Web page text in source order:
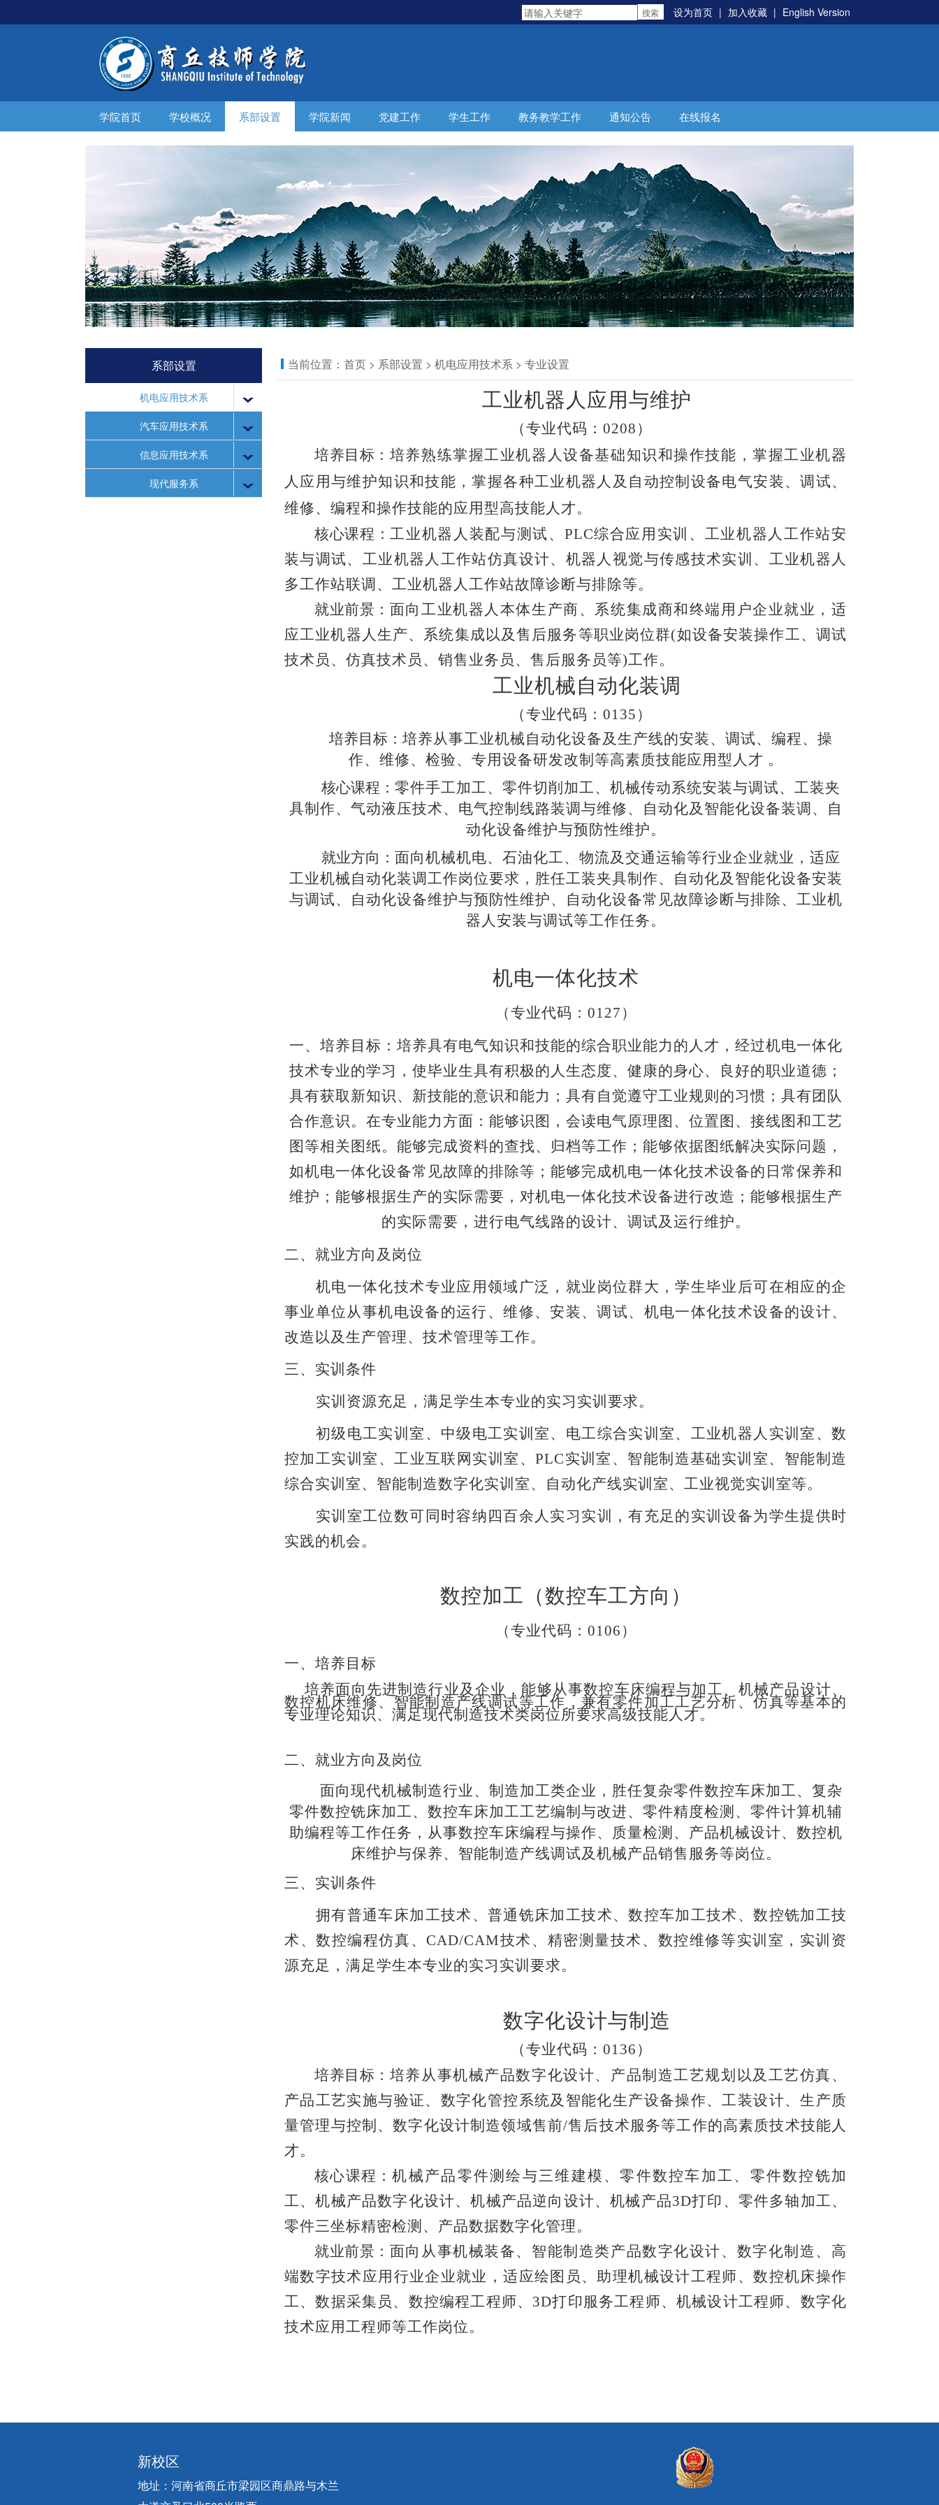
设为首页 | 加入收藏 | English Version
学院首页 学校概况 系部设置 学院新闻 党建工作 学生工作 教务教学工作 通知公告 在线报名
系部设置
机电应用技术系
汽车应用技术系
信息应用技术系
现代服务系
当前位置： 首页 > 系部设置 > 机电应用技术系 > 专业设置
工业机器人应用与维护
（专业代码： 0208）
培养目标： 培养熟练掌握工业机器人设备基础知识和操作技能，掌握工业机器
人应用与维护知识和技能，掌握各种工业机器人及自动控制设备电气安装、调试、
维修、编程和操作技能的应用型高技能人才。
核心课程：工业机器人装配与测试、 PLC综合应用实训、工业机器人工作站安
装与调试、工业机器人工作站仿真设计、机器人视觉与传感技术实训、工业机器人
多工作站联调、工业机器人工作站故障诊断与排除等。
就业前景： 面向工业机器人本体生产商、系统集成商和终端用户企业就业，适
应工业机器人生产、系统集成以及售后服务等职业岗位群(如设备安装操作工、调试
技术员、仿真技术员、销售业务员、售后服务员等)工作。
工业机械自动化装调
（专业代码： 0135）
培养目标： 培养从事工业机械自动化设备及生产线的安装、调试、编程、操
作、维修、检验、专用设备研发改制等高素质技能应用型人才 。
核心课程： 零件手工加工、零件切削加工、机械传动系统安装与调试、工装夹
具制作、气动液压技术、电气控制线路装调与维修、自动化及智能化设备装调、自
动化设备维护与预防性维护。
就业方向： 面向机械机电、石油化工、物流及交通运输等行业企业就业，适应
工业机械自动化装调工作岗位要求，胜任工装夹具制作、自动化及智能化设备安装
与调试、自动化设备维护与预防性维护、自动化设备常见故障诊断与排除、工业机
器人安装与调试等工作任务。
机电一体化技术
（专业代码： 0127）
一、 培养目标： 培养具有电气知识和技能的综合职业能力的人才，经过机电一体化
技术专业的学习，使毕业生具有积极的人生态度、健康的身心、良好的职业道德；
具有获取新知识、新技能的意识和能力；具有自觉遵守工业规则的习惯；具有团队
合作意识。在专业能力方面：能够识图，会读电气原理图、位置图、接线图和工艺
图等相关图纸。能够完成资料的查找、归档等工作；能够依据图纸解决实际问题，
如机电一体化设备常见故障的排除等；能够完成机电一体化技术设备的日常保养和
维护；能够根据生产的实际需要，对机电一体化技术设备进行改造；能够根据生产
的实际需要，进行电气线路的设计、调试及运行维护。
二、就业方向及岗位
机电一体化技术专业应用领域广泛，就业岗位群大，学生毕业后可在相应的企
事业单位从事机电设备的运行、维修、安装、调试、机电一体化技术设备的设计、
改造以及生产管理、技术管理等工作。
三、实训条件
实训资源充足，满足学生本专业的实习实训要求。
初级电工实训室、中级电工实训室、 电工综合实训室、 工业机器人 实训室、数
控加工实训室、工业互联网 实训室、PLC实训室 、智能制造基础实训室、智能制造
综合实训室、智能制造数字化实训室、自动化产线实训室、工业视觉实训室等。
实训室工位数可同时容纳四百余人 实习实训，有充足的实训设备为学生提供时
实践的机会。
数控加工（数控车工方向）
（专业代码： 0106 ）
一、 培养目标
培养面向先进制造行业及企业，能够从事数控车床编程与加工、机械产品设计、
数控机床维修、智能制造产线调试等工作，兼有零件加工工艺分析、仿真等基本的
专业理论知识、满足现代制造技术类岗位所要求高级技能人才。
二、就业方向及岗位
面向现代机械制造行业、制造加工类企业，胜任复杂零件数控车床加工、复杂
零件数控铣床加工、数控车床加工工艺编制与改进、零件精度检测、零件计算机辅
助编程等工作任务 ，从事数控车床编程与操作、质量检测、产品机械设计、数控机
床维护与保养、智能制造产线调试及机械产品销售服务等岗位。
三、实训条件
拥有普通车床加工技术、普通铣床加工技术、数控车加工技术、数控铣加工技
术、数控编程仿真、 CAD/CAM技术、精密测量技术、数控维修等实训室， 实训资
源充足，满足学生本专业的实习实训要求。
数字化设计与制造
（专业代码： 0136）
培养目标： 培养从事机械产品数字化设计、产品制造工艺规划以及工艺仿真、
产品工艺实施与验证、数字化管控系统及智能化生产设备操作、工装设计、生产质
量管理与控制、数字化设计制造领域售前/售后技术服务等工作的高素质技术技能人
才。
核心课程：机械产品零件测绘与三维建模、零件数控车加工、零件数控铣加
工、机械产品数字化设计、机械产品逆向设计、机械产品3D打印、零件多轴加工、
零件三坐标精密检测、产品数据数字化管理。
就业前景： 面向从事机械装备、智能制造类产品数字化设计、数字化制造、高
端数字技术应用行业企业就业，适应绘图员、助理机械设计工程师、数控机床操作
工、数据采集员、数控编程工程师、 3D打印服务工程师、机械设计工程师、数字化
技术应用工程师等工作岗位 。
新校区
地址：河南省商丘市梁园区商鼎路与木兰